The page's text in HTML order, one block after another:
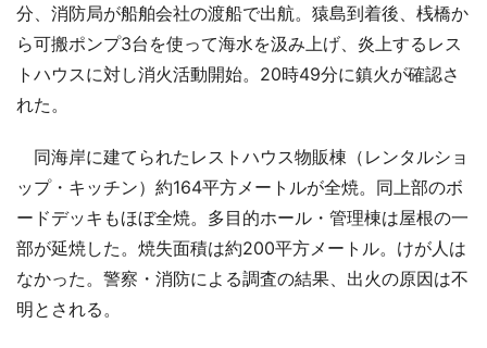
分、消防局が船舶会社の渡船で出航。猿島到着後、桟橋か
ら可搬ポンプ3台を使って海水を汲み上げ、炎上するレス
トハウスに対し消火活動開始。20時49分に鎮火が確認さ
れた。
同海岸に建てられたレストハウス物販棟（レンタルショ
ップ・キッチン）約164平方メートルが全焼。同上部のボ
ードデッキもほぼ全焼。多目的ホール・管理棟は屋根の一
部が延焼した。焼失面積は約200平方メートル。けが人は
なかった。警察・消防による調査の結果、出火の原因は不
明とされる。